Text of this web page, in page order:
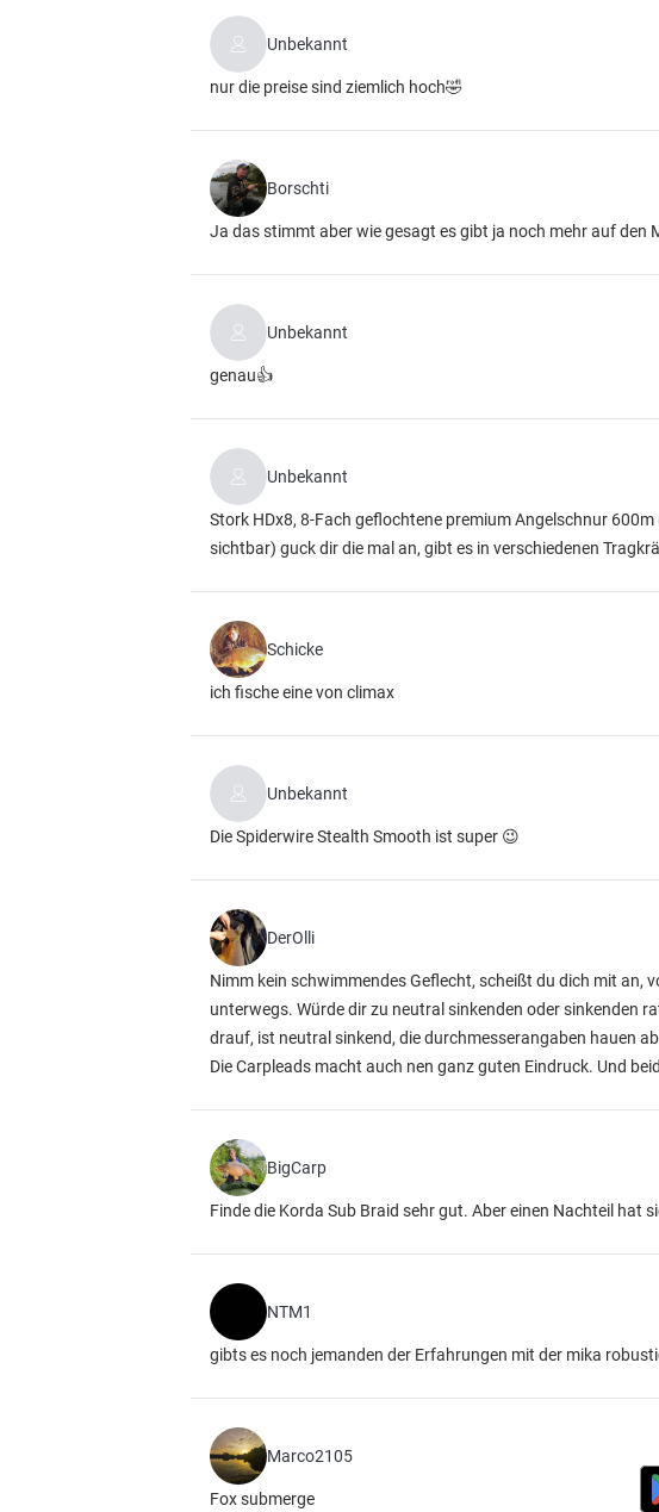
Unbekannt
nur die preise sind ziemlich hoch🤣
Borschti
Ja das stimmt aber wie gesagt es gibt ja noch mehr auf den
Unbekannt
genau👍
Unbekannt
Stork HDx8, 8-Fach geflochtene premium Angelschnur
sichtbar) guck dir die mal an, gibt es in verschiedenen
Schicke
ich fische eine von climax
Unbekannt
Die Spiderwire Stealth Smooth ist super 😉
DerOlli
Nimm kein schwimmendes Geflecht, scheißt du dich mit an,
unterwegs. Würde dir zu neutral sinkenden oder sinkenden
drauf, ist neutral sinkend, die durchmesserangaben hauen
Die Carpleads macht auch nen ganz guten Eindruck. Und
BigCarp
Finde die Korda Sub Braid sehr gut. Aber einen Nachteil hat
NTM1
gibts es noch jemanden der Erfahrungen mit der mika
Marco2105
Fox submerge